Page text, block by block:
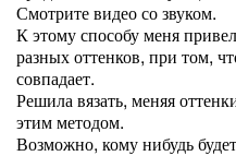
Смотрите видео со звуком.
К этому способу меня
разных оттенков, при том,
совпадает.
Решила вязать, меняя
этим методом.
Возможно, кому нибудь